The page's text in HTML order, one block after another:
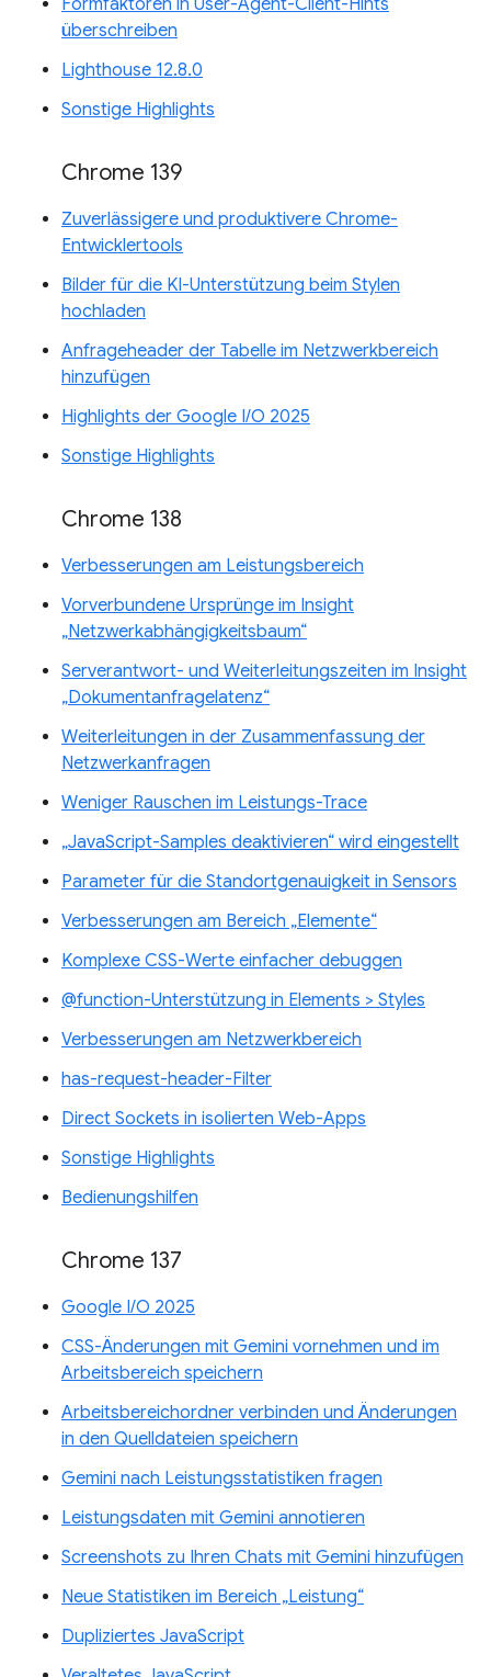
Formfaktoren in User-Agent-Client-Hints
überschreiben
Lighthouse 12.8.0
Sonstige Highlights
Chrome 139
Zuverlässigere und produktivere Chrome-
Entwicklertools
Bilder für die KI-Unterstützung beim Stylen
hochladen
Anfrageheader der Tabelle im Netzwerkbereich
hinzufügen
Highlights der Google I/O 2025
Sonstige Highlights
Chrome 138
Verbesserungen am Leistungsbereich
Vorverbundene Ursprünge im Insight
„Netzwerkabhängigkeitsbaum“
Serverantwort- und Weiterleitungszeiten im Insight
„Dokumentanfragelatenz“
Weiterleitungen in der Zusammenfassung der
Netzwerkanfragen
Weniger Rauschen im Leistungs-Trace
„JavaScript-Samples deaktivieren“ wird eingestellt
Parameter für die Standortgenauigkeit in Sensors
Verbesserungen am Bereich „Elemente“
Komplexe CSS-Werte einfacher debuggen
@function-Unterstützung in Elements > Styles
Verbesserungen am Netzwerkbereich
has-request-header-Filter
Direct Sockets in isolierten Web-Apps
Sonstige Highlights
Bedienungshilfen
Chrome 137
Google I/O 2025
CSS-Änderungen mit Gemini vornehmen und im
Arbeitsbereich speichern
Arbeitsbereichordner verbinden und Änderungen
in den Quelldateien speichern
Gemini nach Leistungsstatistiken fragen
Leistungsdaten mit Gemini annotieren
Screenshots zu Ihren Chats mit Gemini hinzufügen
Neue Statistiken im Bereich „Leistung“
Dupliziertes JavaScript